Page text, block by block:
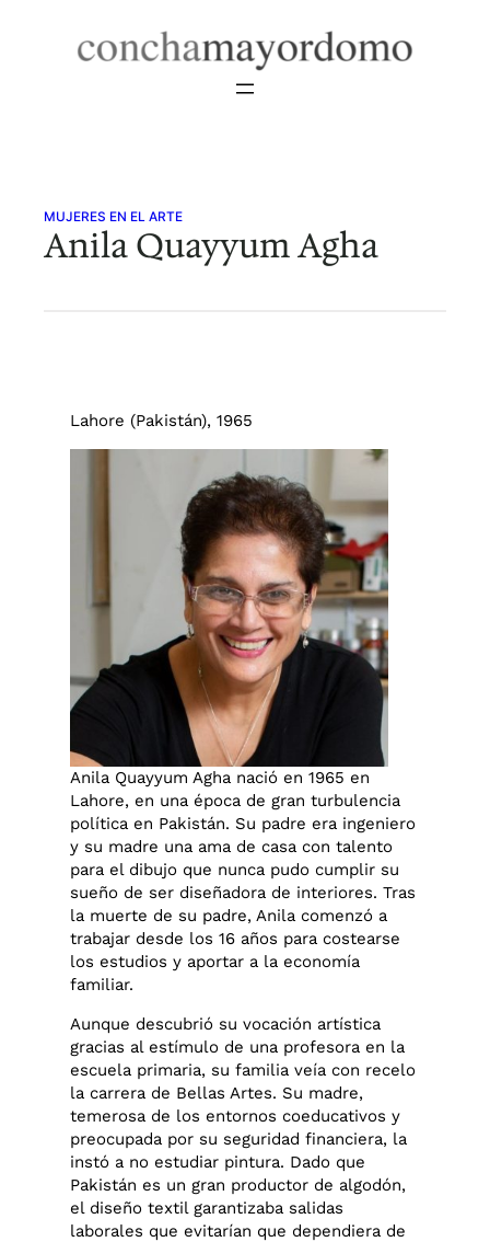
MUJERES EN EL ARTE
Anila Quayyum Agha
Lahore (Pakistán), 1965
Anila Quayyum Agha nació en 1965 en
Lahore, en una época de gran turbulencia
política en Pakistán. Su padre era ingeniero
y su madre una ama de casa con talento
para el dibujo que nunca pudo cumplir su
sueño de ser diseñadora de interiores. Tras
la muerte de su padre, Anila comenzó a
trabajar desde los 16 años para costearse
los estudios y aportar a la economía
familiar.
Aunque descubrió su vocación artística
gracias al estímulo de una profesora en la
escuela primaria, su familia veía con recelo
la carrera de Bellas Artes. Su madre,
temerosa de los entornos coeducativos y
preocupada por su seguridad financiera, la
instó a no estudiar pintura. Dado que
Pakistán es un gran productor de algodón,
el diseño textil garantizaba salidas
laborales que evitarían que dependiera de